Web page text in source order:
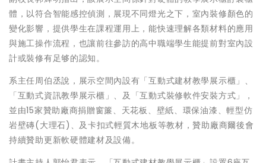
體，以符合智能感控偵測，展現不同燈光之下，室內裝修顏色的
變化影響，提供學生在課程運用上，能快速理解各類材料的應用
與施工操作流程，也讓前往參訪的高中職端學生能提前對室內設
計或裝修有足够的認知。
系主任周伯丞說，展示空間內設有「互動式建材教學展示櫃」、
「互動式資訊教學展示櫃」、及「互動式裝修軟件安裝方式」，
並由15家贊助廠商捐贈窗簾、天花板、壁紙、環保油漆、輕型仿
岩壁磚(大理石)、及卡扣式輕質木地板等教材，贊助廠商爾後會
持續贊助更新軟硬體建材及設備。